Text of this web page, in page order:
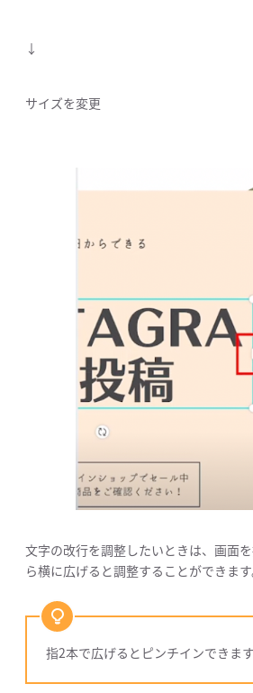
↓
サイズを変更
文字の改行を調整したいときは、画面
ら横に広げると調整することができます
指2本で広げるとピンチインできます